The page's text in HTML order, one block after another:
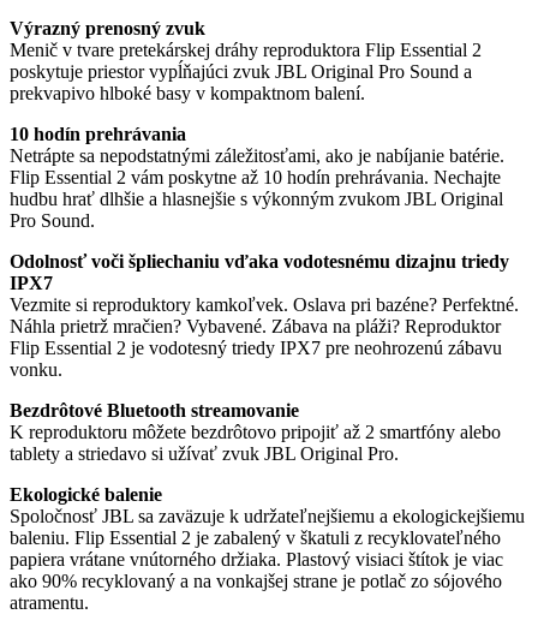
Výrazný prenosný zvuk
Menič v tvare pretekárskej dráhy reproduktora Flip Essential 2
poskytuje priestor vypĺňajúci zvuk JBL Original Pro Sound a
prekvapivo hlboké basy v kompaktnom balení.
10 hodín prehrávania
Netrápte sa nepodstatnými záležitosťami, ako je nabíjanie batérie.
Flip Essential 2 vám poskytne až 10 hodín prehrávania. Nechajte
hudbu hrať dlhšie a hlasnejšie s výkonným zvukom JBL Original
Pro Sound.
Odolnosť voči špliechaniu vďaka vodotesnému dizajnu triedy
IPX7
Vezmite si reproduktory kamkoľvek. Oslava pri bazéne? Perfektné.
Náhla prietrž mračien? Vybavené. Zábava na pláži? Reproduktor
Flip Essential 2 je vodotesný triedy IPX7 pre neohrozenú zábavu
vonku.
Bezdrôtové Bluetooth streamovanie
K reproduktoru môžete bezdrôtovo pripojiť až 2 smartfóny alebo
tablety a striedavo si užívať zvuk JBL Original Pro.
Ekologické balenie
Spoločnosť JBL sa zaväzuje k udržateľnejšiemu a ekologickejšiemu
baleniu. Flip Essential 2 je zabalený v škatuli z recyklovateľného
papiera vrátane vnútorného držiaka. Plastový visiaci štítok je viac
ako 90% recyklovaný a na vonkajšej strane je potlač zo sójového
atramentu.